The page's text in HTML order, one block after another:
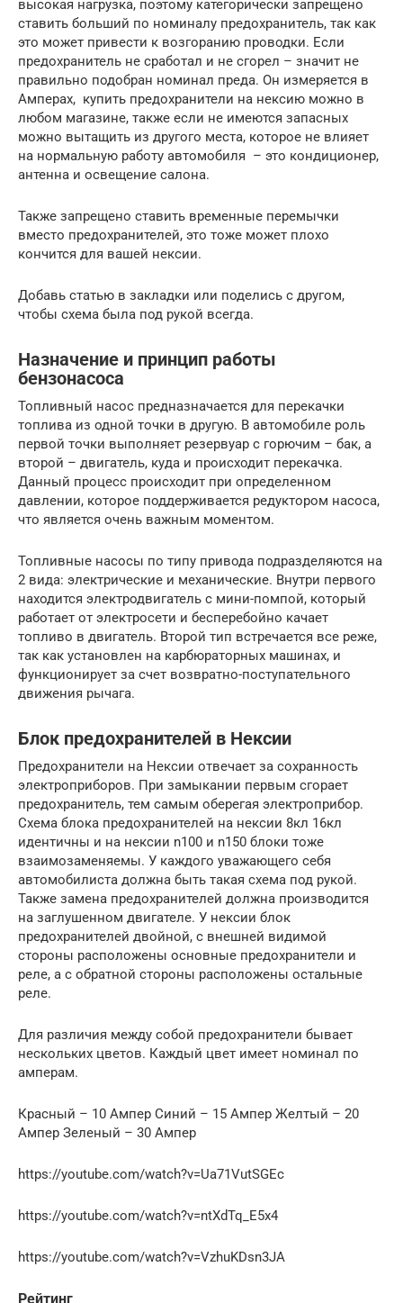
высокая нагрузка, поэтому категорически запрещено
ставить больший по номиналу предохранитель, так как
это может привести к возгоранию проводки. Если
предохранитель не сработал и не сгорел – значит не
правильно подобран номинал преда. Он измеряется в
Амперах, купить предохранители на нексию можно в
любом магазине, также если не имеются запасных
можно вытащить из другого места, которое не влияет
на нормальную работу автомобиля – это кондиционер,
антенна и освещение салона.
Также запрещено ставить временные перемычки
вместо предохранителей, это тоже может плохо
кончится для вашей нексии.
Добавь статью в закладки или поделись с другом,
чтобы схема была под рукой всегда.
Назначение и принцип работы
бензонасоса
Топливный насос предназначается для перекачки
топлива из одной точки в другую. В автомобиле роль
первой точки выполняет резервуар с горючим – бак, а
второй – двигатель, куда и происходит перекачка.
Данный процесс происходит при определенном
давлении, которое поддерживается редуктором насоса,
что является очень важным моментом.
Топливные насосы по типу привода подразделяются на
2 вида: электрические и механические. Внутри первого
находится электродвигатель с мини-помпой, который
работает от электросети и бесперебойно качает
топливо в двигатель. Второй тип встречается все реже,
так как установлен на карбюраторных машинах, и
функционирует за счет возвратно-поступательного
движения рычага.
Блок предохранителей в Нексии
Предохранители на Нексии отвечает за сохранность
электроприборов. При замыкании первым сгорает
предохранитель, тем самым оберегая электроприбор.
Схема блока предохранителей на нексии 8кл 16кл
идентичны и на нексии n100 и n150 блоки тоже
взаимозаменяемы. У каждого уважающего себя
автомобилиста должна быть такая схема под рукой.
Также замена предохранителей должна производится
на заглушенном двигателе. У нексии блок
предохранителей двойной, с внешней видимой
стороны расположены основные предохранители и
реле, а с обратной стороны расположены остальные
реле.
Для различия между собой предохранители бывает
нескольких цветов. Каждый цвет имеет номинал по
амперам.
Красный – 10 Ампер Синий – 15 Ампер Желтый – 20
Ампер Зеленый – 30 Ампер
https://youtube.com/watch?v=Ua71VutSGEc
https://youtube.com/watch?v=ntXdTq_E5x4
https://youtube.com/watch?v=VzhuKDsn3JA
Рейтинг